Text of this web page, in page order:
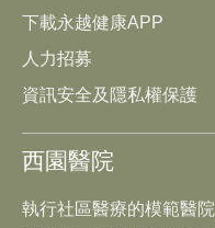
下載永越健康APP
人力招募
資訊安全及隱私權保護
西園醫院
執行社區醫療的模範醫院